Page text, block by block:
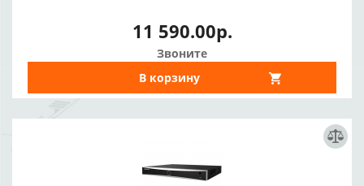
11 590.00р.
Звоните
В корзину